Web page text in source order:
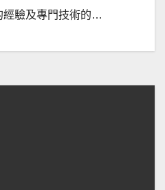
經驗及專門技術的…